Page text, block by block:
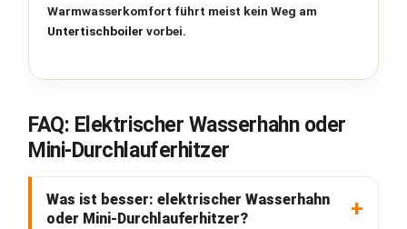
Warmwasserkomfort führt meist kein Weg am
Untertischboiler vorbei.
FAQ: Elektrischer Wasserhahn oder
Mini-Durchlauferhitzer
Was ist besser: elektrischer Wasserhahn
oder Mini-Durchlauferhitzer?